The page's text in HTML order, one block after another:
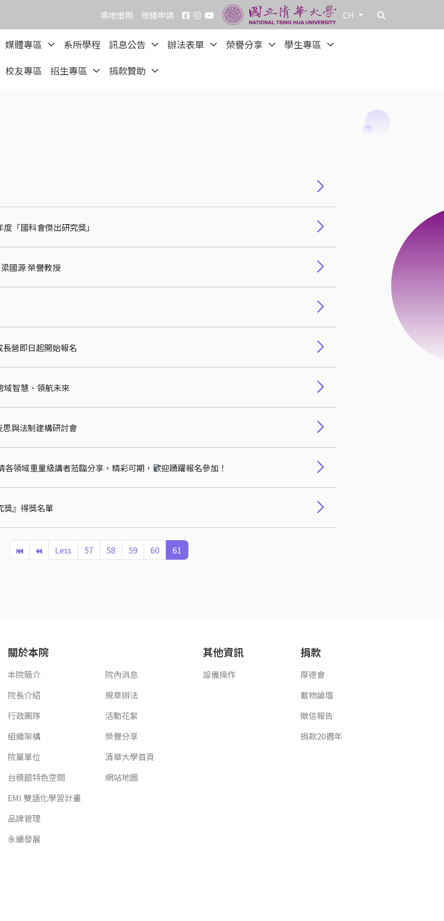
場地借用 修繕申請 CH
媒體專區 系所學程 訊息公告 辦法表單 榮譽分享
學生專區
校友專區 招生專區 捐款贊助
「國科會傑出研究獎」
國源 榮譽教授
營即日起開始報名
域智慧、領航未來
與法制建構研討會
領域重量級講者蒞臨分享，精彩可期，歡迎踴躍報名參加！
獎』得獎名單
Less 57 58 59 60 61
關於本院
本院簡介
院長介紹
行政團隊
組織架構
院屬單位
台積館特色空間
EMI 雙語化學習計畫
品牌管理
永續發展
院內消息
規章辦法
活動花絮
榮譽分享
清華大學首頁
網站地圖
其他資訊
設備操作
捐款
厚德會
載物論壇
徵信報告
捐款20週年